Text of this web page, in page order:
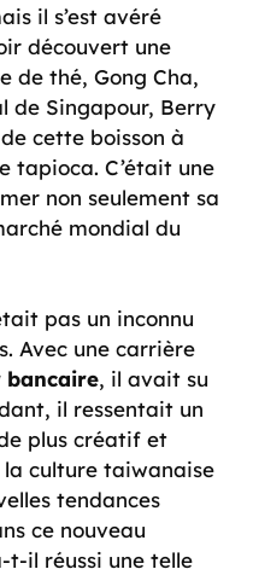
il s’est avéré
découvert une
de thé, Gong Cha,
de Singapour, Berry
cette boisson à
tapioca. C’était une
non seulement sa
mondial du
pas un inconnu
Avec une carrière
bancaire, il avait su
il ressentait un
plus créatif et
culture taiwanaise
tendances
ce nouveau
t-il réussi une telle